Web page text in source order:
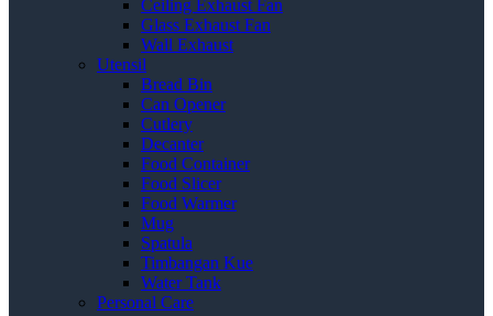
Ceiling Exhaust Fan
Glass Exhaust Fan
Wall Exhaust
Utensil
Bread Bin
Can Opener
Cutlery
Decanter
Food Container
Food Slicer
Food Warmer
Mug
Spatula
Timbangan Kue
Water Tank
Personal Care